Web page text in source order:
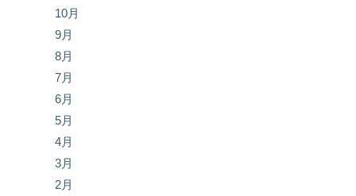
10月
9月
8月
7月
6月
5月
4月
3月
2月